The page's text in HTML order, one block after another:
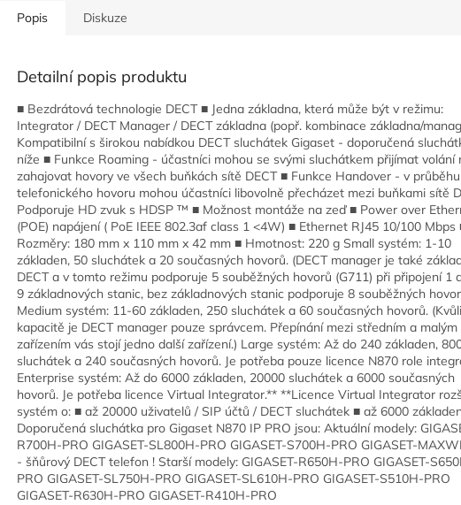
Popis Diskuze
Detailní popis produktu
■ Bezdrátová technologie DECT ■ Jedna základna, která může být v režimu:
Integrator / DECT Manager / DECT základna (popř. kombinace základna/
Kompatibilní s širokou nabídkou DECT sluchátek Gigaset - doporučená
níže ■ Funkce Roaming - účastníci mohou se svými sluchátkem přijímat volání
zahajovat hovory ve všech buňkách sítě DECT ■ Funkce Handover - v průběhu
telefonického hovoru mohou účastníci libovolně přecházet mezi buňkami sítě
Podporuje HD zvuk s HDSP ™ ■ Možnost montáže na zeď ■ Power over
(POE) napájení ( PoE IEEE 802.3af class 1 <4W) ■ Ethernet RJ45 10/100 Mbps
Rozměry: 180 mm x 110 mm x 42 mm ■ Hmotnost: 220 g Small systém: 1-10
základen, 50 sluchátek a 20 současných hovorů. (DECT manager je také
DECT a v tomto režimu podporuje 5 souběžných hovorů (G711) při připojení 1
9 základnových stanic, bez základnových stanic podporuje 8 souběžných
Medium systém: 11-60 základen, 250 sluchátek a 60 současných hovorů. (Kvůli
kapacitě je DECT manager pouze správcem. Přepínání mezi středním a malým
zařízením vás stojí jedno další zařízení.) Large systém: Až do 240 základen,
sluchátek a 240 současných hovorů. Je potřeba pouze licence N870 role
Enterprise systém: Až do 6000 základen, 20000 sluchátek a 6000 současných
hovorů. Je potřeba licence Virtual Integrator.** **Licence Virtual Integrator
systém o: ■ až 20000 uživatelů / SIP účtů / DECT sluchátek ■ až 6000
Doporučená sluchátka pro Gigaset N870 IP PRO jsou: Aktuální modely:
R700H-PRO GIGASET-SL800H-PRO GIGASET-S700H-PRO GIGASET-
- šňůrový DECT telefon ! Starší modely: GIGASET-R650H-PRO GIGASET-
PRO GIGASET-SL750H-PRO GIGASET-SL610H-PRO GIGASET-S510H-PRO
GIGASET-R630H-PRO GIGASET-R410H-PRO